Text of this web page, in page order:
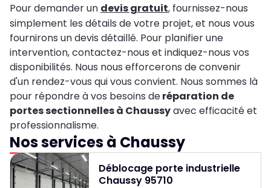
Pour demander un devis gratuit, fournissez-nous
simplement les détails de votre projet, et nous vous
fournirons un devis détaillé. Pour planifier une
intervention, contactez-nous et indiquez-nous vos
disponibilités. Nous nous efforcerons de convenir
d'un rendez-vous qui vous convient. Nous sommes là
pour répondre à vos besoins deréparation de
portes sectionnelles à Chaussyavec efficacité et
professionnalisme.
Nos services à Chaussy
Déblocage porte industrielle
Chaussy 95710